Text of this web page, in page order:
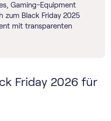
Gaming-Equipment
zum Black Friday 2025
mit transparenten
Friday 2026 für